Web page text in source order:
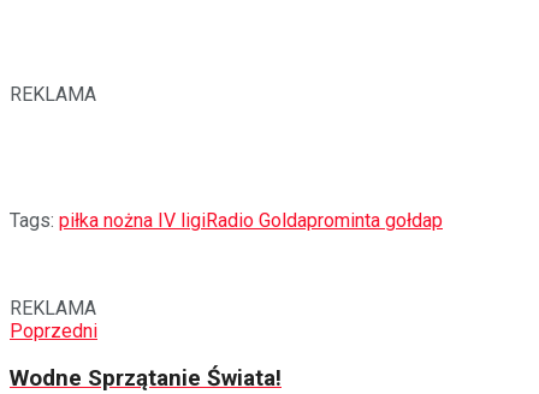
REKLAMA
Tags: piłka nożna IV ligiRadio Goldaprominta gołdap
REKLAMA
Poprzedni
Wodne Sprzątanie Świata!